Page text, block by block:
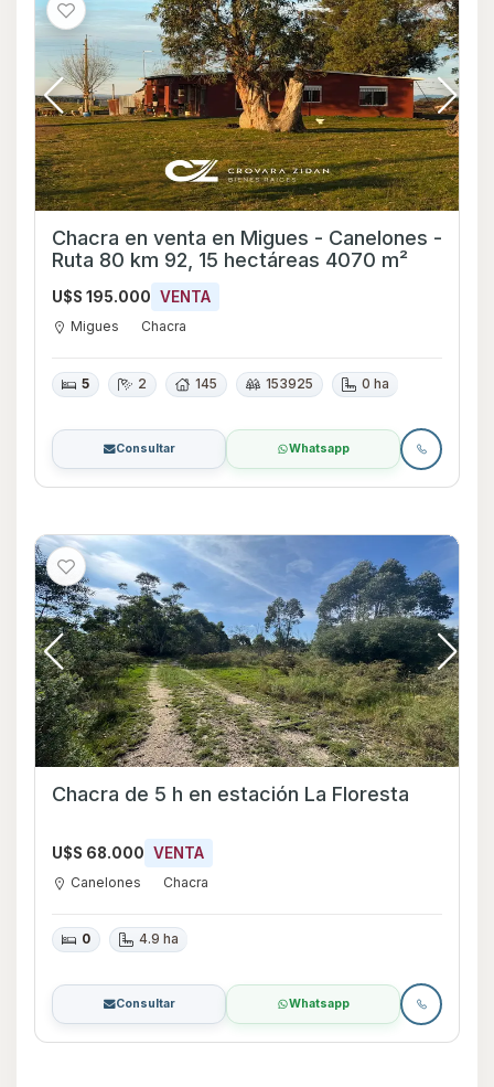
Chacra en venta en Migues - Canelones -
Ruta 80 km 92, 15 hectáreas 4070 m²
U$S 195.000 VENTA
Migues Chacra
5 2 145 153925 0 ha
Consultar Whatsapp
Chacra de 5 h en estación La Floresta
U$S 68.000 VENTA
Canelones Chacra
0 4.9 ha
Consultar Whatsapp